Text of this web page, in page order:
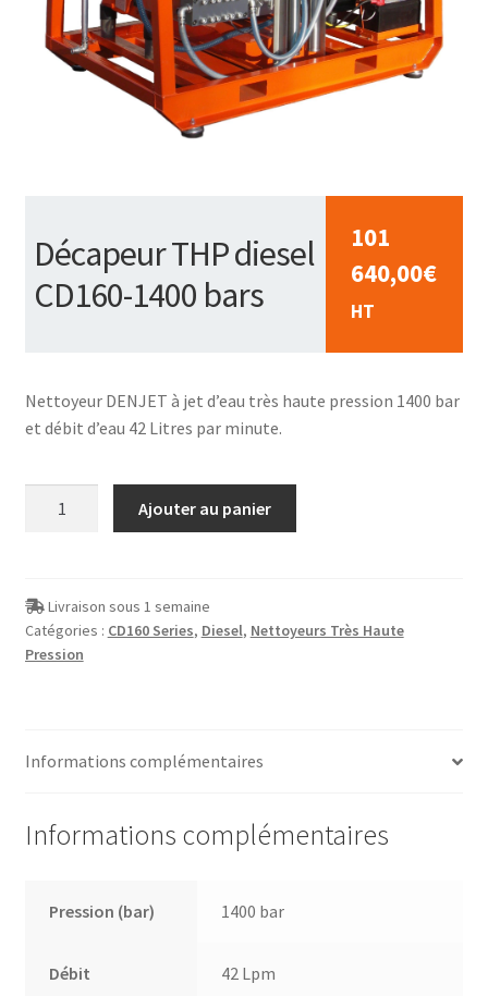
Décapeur THP diesel
CD160-1400 bars
101
640,00€
HT
Nettoyeur DENJET à jet d’eau très haute pression 1400 bar
et débit d’eau 42 Litres par minute.
diesel
CD160-
1400
Ajouter au panier
Livraison sous 1 semaine
Catégories : CD160 Series, Diesel, Nettoyeurs Très Haute
Pression
Informations complémentaires
Informations complémentaires
Pression (bar) 1400 bar
Débit 42 Lpm